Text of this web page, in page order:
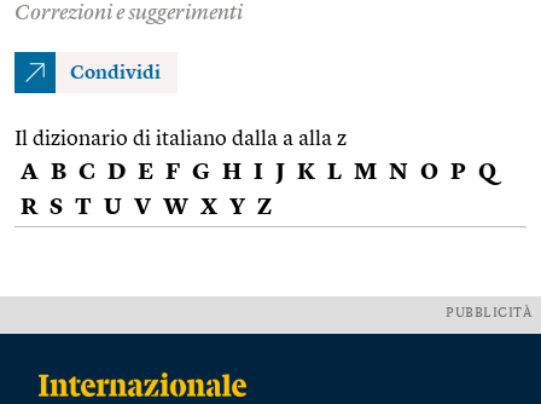
Correzioni e suggerimenti
Condividi
Il dizionario di italiano dalla a alla z
A B C D E F G H I J K L M N O P Q
R S T U V W X Y Z
PUBBLICITÀ